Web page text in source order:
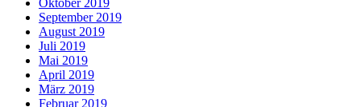
September 2019
August 2019
Juli 2019
Mai 2019
April 2019
März 2019
Februar 2019